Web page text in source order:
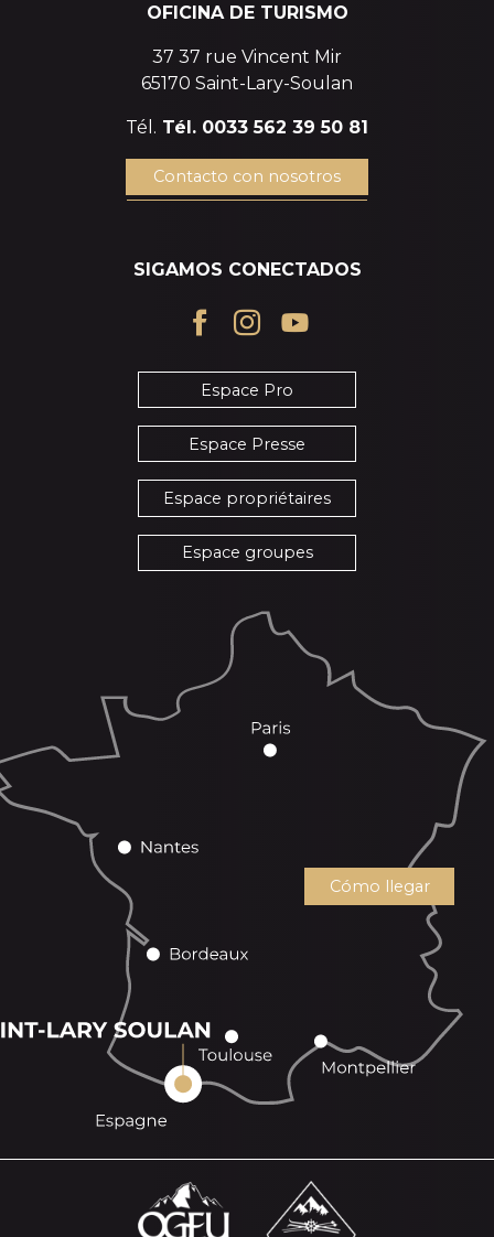
OFICINA DE TURISMO
37 37 rue Vincent Mir
65170 Saint-Lary-Soulan
Tél. Tél. 0033 562 39 50 81
Contacto con nosotros
SIGAMOS CONECTADOS
Espace Pro
Espace Presse
Espace propriétaires
Espace groupes
Cómo llegar